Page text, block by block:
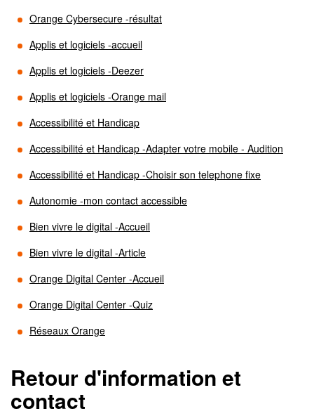
Orange Cybersecure -résultat
Applis et logiciels -accueil
Applis et logiciels -Deezer
Applis et logiciels -Orange mail
Accessibilité et Handicap
Accessibilité et Handicap -Adapter votre mobile - Audition
Accessibilité et Handicap -Choisir son telephone fixe
Autonomie -mon contact accessible
Bien vivre le digital -Accueil
Bien vivre le digital -Article
Orange Digital Center -Accueil
Orange Digital Center -Quiz
Réseaux Orange
Retour d'information et
contact